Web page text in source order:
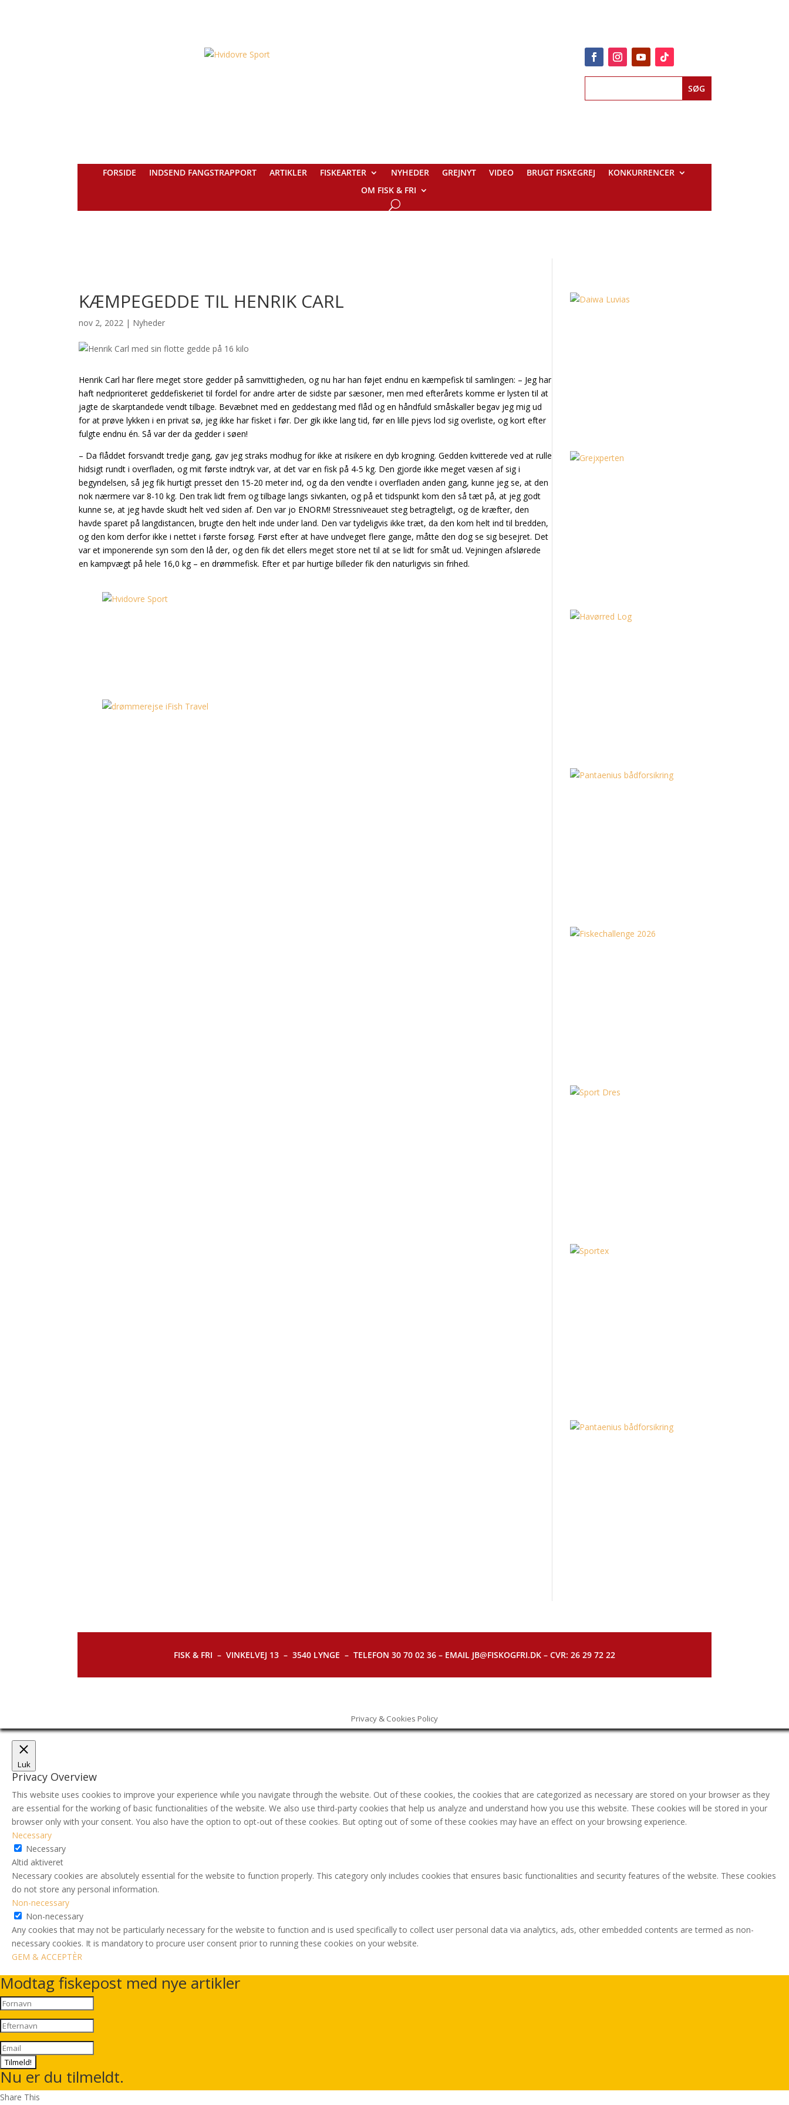
FORSIDE INDSEND FANGSTRAPPORT ARTIKLER FISKEARTER NYHEDER GREJNYT VIDEO BRUGT FISKEGREJ
KONKURRENCER
OM FISK & FRI
KÆMPEGEDDE TIL HENRIK CARL
nov 2, 2022 | Nyheder
Henrik Carl har flere meget store gedder på samvittigheden, og nu har han føjet endnu en kæmpefisk til samlingen: – Jeg har
haft nedprioriteret geddefiskeriet til fordel for andre arter de sidste par sæsoner, men med efterårets komme er lysten til at
jagte de skarptandede vendt tilbage. Bevæbnet med en geddestang med flåd og en håndfuld småskaller begav jeg mig ud
for at prøve lykken i en privat sø, jeg ikke har fisket i før. Der gik ikke lang tid, før en lille pjevs lod sig overliste, og kort efter
fulgte endnu én. Så var der da gedder i søen!
– Da flåddet forsvandt tredje gang, gav jeg straks modhug for ikke at risikere en dyb krogning. Gedden kvitterede ved at rulle
hidsigt rundt i overfladen, og mit første indtryk var, at det var en fisk på 4-5 kg. Den gjorde ikke meget væsen af sig i
begyndelsen, så jeg fik hurtigt presset den 15-20 meter ind, og da den vendte i overfladen anden gang, kunne jeg se, at den
nok nærmere var 8-10 kg. Den trak lidt frem og tilbage langs sivkanten, og på et tidspunkt kom den så tæt på, at jeg godt
kunne se, at jeg havde skudt helt ved siden af. Den var jo ENORM! Stressniveauet steg betragteligt, og de kræfter, den
havde sparet på langdistancen, brugte den helt inde under land. Den var tydeligvis ikke træt, da den kom helt ind til bredden,
og den kom derfor ikke i nettet i første forsøg. Først efter at have undveget flere gange, måtte den dog se sig besejret. Det
var et imponerende syn som den lå der, og den fik det ellers meget store net til at se lidt for småt ud. Vejningen afslørede
en kampvægt på hele 16,0 kg – en drømmefisk. Efter et par hurtige billeder fik den naturligvis sin frihed.
FISK & FRI – VINKELVEJ 13 – 3540 LYNGE – TELEFON 30 70 02 36 – EMAIL JB@FISKOGFRI.DK – CVR: 26 29 72 22
Privacy & Cookies Policy
Luk
Privacy Overview
This website uses cookies to improve your experience while you navigate through the website. Out of these cookies, the cookies that are categorized as necessary are stored on your browser as they
are essential for the working of basic functionalities of the website. We also use third-party cookies that help us analyze and understand how you use this website. These cookies will be stored in your
browser only with your consent. You also have the option to opt-out of these cookies. But opting out of some of these cookies may have an effect on your browsing experience.
Necessary
Necessary
Altid aktiveret
Necessary cookies are absolutely essential for the website to function properly. This category only includes cookies that ensures basic functionalities and security features of the website. These cookies
do not store any personal information.
Non-necessary
Non-necessary
Any cookies that may not be particularly necessary for the website to function and is used specifically to collect user personal data via analytics, ads, other embedded contents are termed as non-
necessary cookies. It is mandatory to procure user consent prior to running these cookies on your website.
GEM & ACCEPTÈR
Modtag fiskepost med nye artikler
Tilmeld!
Nu er du tilmeldt.
Share This